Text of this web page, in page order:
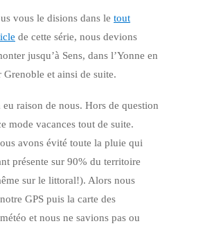
vous le disions dans le tout
de cette série, nous devions
jusqu’à Sens, dans l’Yonne en
Grenoble et ainsi de suite.
eu raison de nous. Hors de question
mode vacances tout de suite.
avons évité toute la pluie qui
présente sur 90% du territoire
sur le littoral!). Alors nous
GPS puis la carte des
et nous ne savions pas ou